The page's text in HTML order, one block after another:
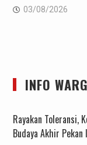
03/08/2026
INFO
Rayakan Toleransi,
Budaya Akhir Pekan